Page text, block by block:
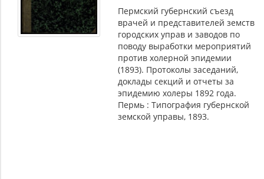
Пермский губернский съезд
врачей и представителей земств
городских управ и заводов по
поводу выработки мероприятий
против холерной эпидемии
(1893). Протоколы заседаний,
доклады секций и отчеты за
эпидемию холеры 1892 года.
Пермь : Типография губернской
земской управы, 1893.